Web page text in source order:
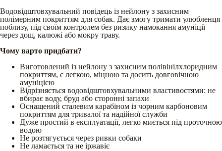
Водовідштовхувальний повідець із нейлону з захисним
полімерним покриттям для собак. Дає змогу тримати улюбленця
поблизу, під своїм контролем без ризику намокання амуніції
через дощ, калюжі або мокру траву.
Чому варто придбати?
Виготовлений із нейлону з захисним полівінілхлоридним
покриттям, є легкою, міцною та досить довговічною
амуніцією
Відрізняється водовідштовхувальними властивостями: не
вбирає воду, бруд або сторонні запахи
Оснащений сталевим карабіном із чорним карбоновим
покриттям для тривалої та надійної служби
Дуже простий в експлуатації, легко миється під проточною
водою
Не розтягується через ривки собаки
Не ламається та не іржавіє